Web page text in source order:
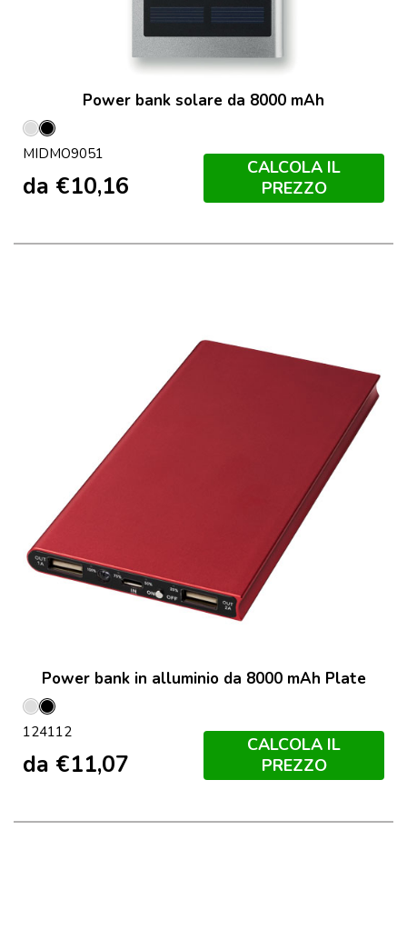
Power bank solare da 8000 mAh
Argento
Opaco
Nero
MIDMO9051
da €10,16
CALCOLA IL
PREZZO
Power bank in alluminio da 8000 mAh Plate
Argento
Nero
124112
da €11,07
CALCOLA IL
PREZZO